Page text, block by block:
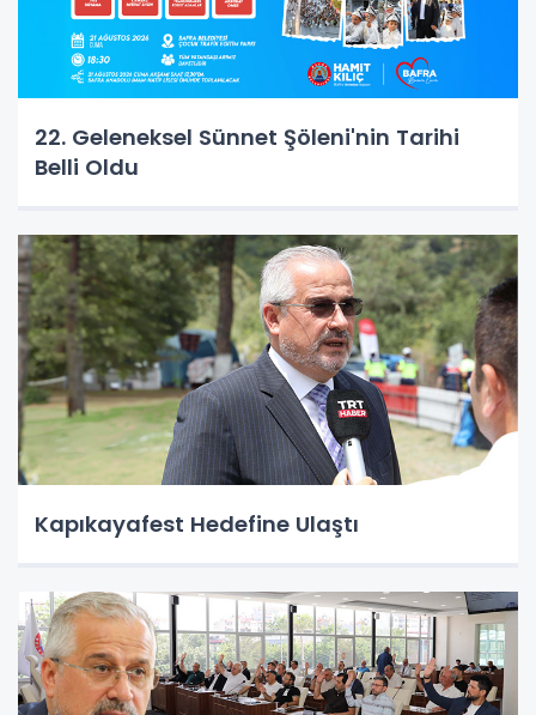
22. Geleneksel Sünnet Şöleni'nin Tarihi
Belli Oldu
Kapıkayafest Hedefine Ulaştı